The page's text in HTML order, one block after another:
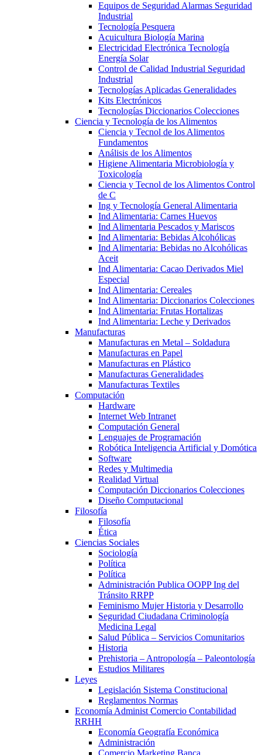
Equipos de Seguridad Alarmas Seguridad
Industrial
Tecnología Pesquera
Acuicultura Biología Marina
Electricidad Electrónica Tecnología
Energía Solar
Control de Calidad Industrial Seguridad
Industrial
Tecnologías Aplicadas Generalidades
Kits Electrónicos
Tecnologías Diccionarios Colecciones
Ciencia y Tecnología de los Alimentos
Ciencia y Tecnol de los Alimentos
Fundamentos
Análisis de los Alimentos
Higiene Alimentaria Microbiología y
Toxicología
Ciencia y Tecnol de los Alimentos Control
de C
Ing y Tecnología General Alimentaria
Ind Alimentaria: Carnes Huevos
Ind Alimentaria Pescados y Mariscos
Ind Alimentaria: Bebidas Alcohólicas
Ind Alimentaria: Bebidas no Alcohólicas
Aceit
Ind Alimentaria: Cacao Derivados Miel
Especial
Ind Alimentaria: Cereales
Ind Alimentaria: Diccionarios Colecciones
Ind Alimentaria: Frutas Hortalizas
Ind Alimentaria: Leche y Derivados
Manufacturas
Manufacturas en Metal – Soldadura
Manufacturas en Papel
Manufacturas en Plástico
Manufacturas Generalidades
Manufacturas Textiles
Computación
Hardware
Internet Web Intranet
Computación General
Lenguajes de Programación
Robótica Inteligencia Artificial y Domótica
Software
Redes y Multimedia
Realidad Virtual
Computación Diccionarios Colecciones
Diseño Computacional
Filosofía
Filosofía
Ética
Ciencias Sociales
Sociología
Política
Política
Administración Publica OOPP Ing del
Tránsito RRPP
Feminismo Mujer Historia y Desarrollo
Seguridad Ciudadana Criminología
Medicina Legal
Salud Pública – Servicios Comunitarios
Historia
Prehistoria – Antropología – Paleontología
Estudios Militares
Leyes
Legislación Sistema Constitucional
Reglamentos Normas
Economía Administ Comercio Contabilidad
RRHH
Economía Geografía Económica
Administración
Comercio Marketing Banca